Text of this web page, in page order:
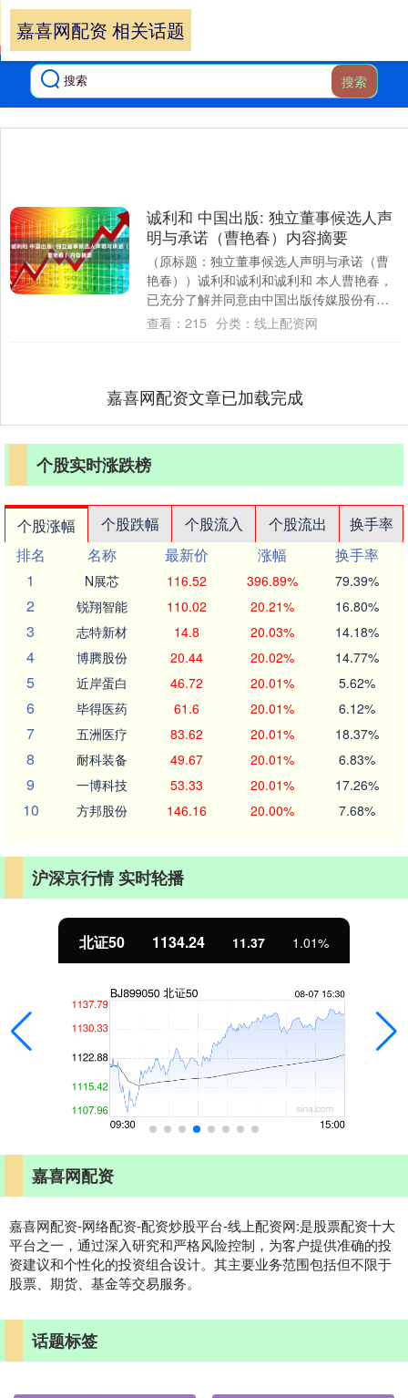
搜索
嘉喜网配资 相关话题
诚利和 中国出版: 独立董事候选人声
明与承诺（曹艳春）内容摘要
（原标题：独立董事候选人声明与承诺（曹
艳春））诚利和诚利和诚利和 本人曹艳春，
已充分了解并同意由中国出版传媒股份有限
公司董事会提名为第四届董事会独立董事候
查看： 215 分类： 线上配资网
嘉喜网配资文章已加载完成
个股实时涨跌榜
个股涨幅 个股跌幅 个股流入 个股流出
换手率
排名
名称 最新价 涨幅
换手率
1
N展芯 116.52 396.89% 79.39%
2 锐翔智能 110.02 20.21% 16.80%
3 志特新材 14.8 20.03% 14.18%
4 博腾股份 20.44 20.02% 14.77%
5 近岸蛋白 46.72 20.01% 5.62%
6 毕得医药 61.6 20.01% 6.12%
7 五洲医疗 83.62 20.01% 18.37%
8 耐科装备 49.67 20.01% 6.83%
9 一博科技 53.33 20.01% 17.26%
10 方邦股份 146.16 20.00% 7.68%
沪深京行情 实时轮播
北证50 1134.24 11.37 1.01%
嘉喜网配资
嘉喜网配资-网络配资-配资炒股平台-线上配资网:是股票配资十大
平台之一，通过深入研究和严格风险控制，为客户提供准确的投
资建议和个性化的投资组合设计。其主要业务范围包括但不限于
股票、期货、基金等交易服务。
话题标签